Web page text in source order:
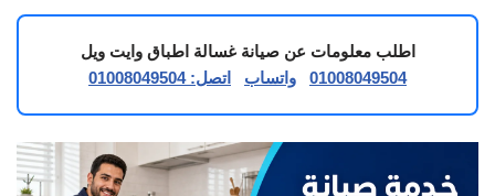
اطلب معلومات عن صيانة غسالة اطباق وايت ويل
01008049504
واتساب اتصل: 01008049504